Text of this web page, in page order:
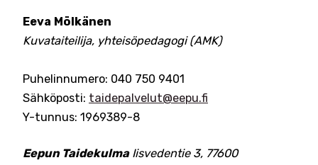
Eeva Mölkänen
Kuvataiteilija, yhteisöpedagogi (AMK)
Puhelinnumero: 040 750 9401
Sähköposti: taidepalvelut@eepu.fi
Y-tunnus: 1969389-8
Eepun Taidekulma Iisvedentie 3, 77600